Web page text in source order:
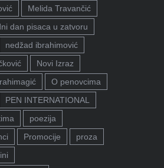
Melida Travančić
dan pisaca u zatvoru
nedžad ibrahimović
Novi Izraz
O penovcima
PEN INTERNATIONAL
poezija
Promocije
proza